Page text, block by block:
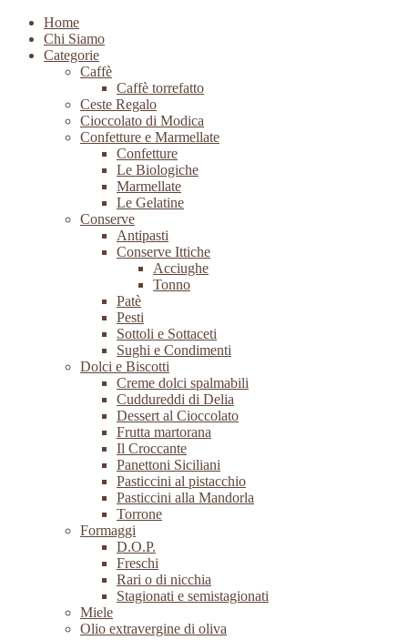
Home
Chi Siamo
Categorie
Caffè
Caffè torrefatto
Ceste Regalo
Cioccolato di Modica
Confetture e Marmellate
Confetture
Le Biologiche
Marmellate
Le Gelatine
Conserve
Antipasti
Conserve Ittiche
Acciughe
Tonno
Patè
Pesti
Sottoli e Sottaceti
Sughi e Condimenti
Dolci e Biscotti
Creme dolci spalmabili
Cuddureddi di Delia
Dessert al Cioccolato
Frutta martorana
Il Croccante
Panettoni Siciliani
Pasticcini al pistacchio
Pasticcini alla Mandorla
Torrone
Formaggi
D.O.P.
Freschi
Rari o di nicchia
Stagionati e semistagionati
Miele
Olio extravergine di oliva